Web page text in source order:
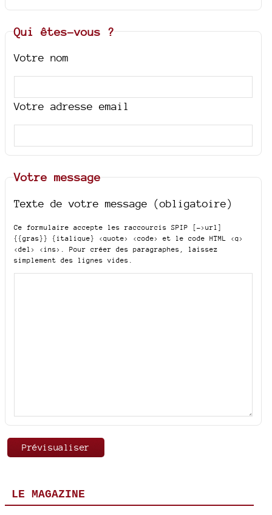
Qui êtes-vous ?
Votre nom
Votre adresse email
Votre message
Texte de votre message (obligatoire)
Ce formulaire accepte les raccourcis SPIP
[->url]
{{gras}} {italique} <quote> <code>
et le code HTML <q>
<del> <ins>
. Pour créer des paragraphes, laissez
simplement des lignes vides.
LE MAGAZINE